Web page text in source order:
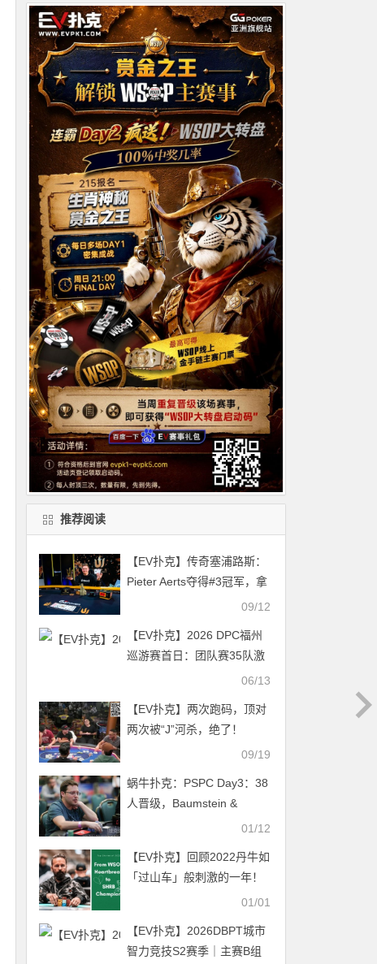
推荐阅读
【EV扑克】传奇塞浦路斯：
Pieter Aerts夺得#3冠军，拿
走系列赛首个7位数奖金09/12
【EV扑克】2026 DPC福州
巡游赛首日：团队赛35队激
战，“TopLuck战队”夺冠；开
06/13
【EV扑克】两次跑码，顶对
两次被“J”河杀，绝了！
09/19
蜗牛扑克：PSPC Day3：38
人晋级，Baumstein &
01/12
【EV扑克】回顾2022丹牛如
「过山车」般刺激的一年！
01/01
【EV扑克】2026DBPT城市
智力竞技S2赛季｜主赛B组